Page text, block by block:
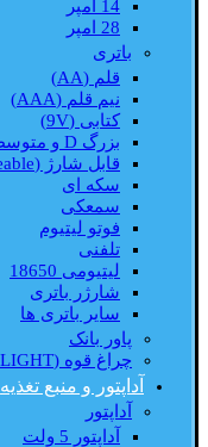
14 امپر
28 امپر
باتری
قلم (AA)
نیم قلم (AAA)
کتابی (9V)
بزرگ D و متوسط C
قابل شارژ (Rechargeable)
سکه ای
سمعکی
فوتو لیتیوم
تلفنی
لیتیومی 18650
شارژر باتری
سایر باتری ها
پاور بانک
چراغ قوه (FLASH LIGHT)
آداپتور و منبع تغذیه
آداپتور
آداپتور 5 ولت